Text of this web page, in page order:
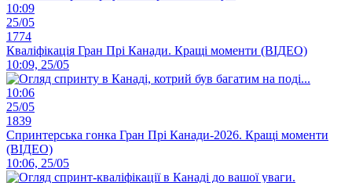
10:09
25/05
1774
Кваліфікація Гран Прі Канади. Кращі моменти (ВІДЕО)
10:09, 25/05
10:06
25/05
1839
Спринтерська гонка Гран Прі Канади-2026. Кращі моменти
(ВІДЕО)
10:06, 25/05